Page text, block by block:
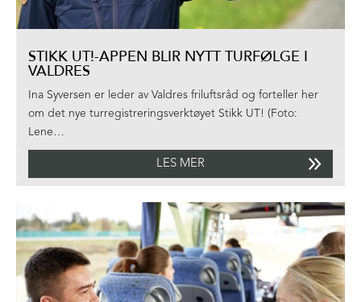
STIKK UT!-APPEN BLIR NYTT TURFØLGE I
VALDRES
Ina Syversen er leder av Valdres friluftsråd og forteller her
om det nye turregistreringsverktøyet Stikk UT! (Foto:
Lene…
LES MER